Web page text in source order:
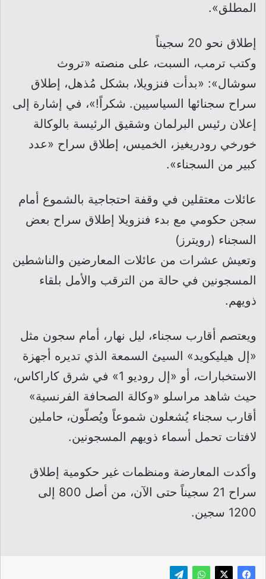
المطلق».
إطلاق نحو 20 سجيناً
وكتب ترمب، السبت، على منصته «تروث
سوشال»: «بدأت فنزويلا، بشكل مُذهل، إطلاق
سراح سجنائها السياسيين. شكراً!»، في إشارة إلى
إعلان رئيس البرلمان وشقيق الرئيسة بالوكالة
خورخي رودريغيز، الخميس، إطلاق سراح «عدد
كبير من السجناء».
عائلات معتقلين في وقفة احتجاجية بالشموع أمام
سجن حكومي مع بدء فنزويلا إطلاق سراح بعض
السجناء (رويترز)
وتعيش عشرات من عائلات المعارضين والناشطين
المسجونين في حالة من الترقب والأمل بلقاء
ذويهم.
ويعتصم أقارب سجناء، ليل نهار، أمام سجون مثل
«إل هيليكويد» السيئ السمعة الذي تديره أجهزة
الاستخبارات، أو «إل روديو 1» في شرق كاراكاس،
حيث شاهد مراسلو «وكالة الصحافة الفرنسية»
أقارب سجناء يُشعلون شموعاً ويُصلّون، حاملين
لافتات تحمل أسماء ذويهم المسجونين.
وأكدت المعارضة ومنظمات غير حكومية إطلاق
سراح 21 سجيناً حتى الآن، من أصل 800 إلى
1200 سجين.